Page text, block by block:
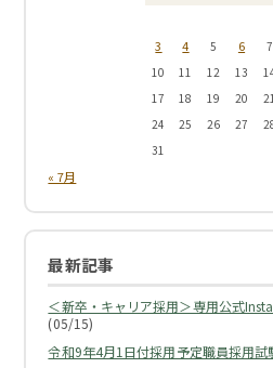
3 4 5 6 7
10
11 12 13
17
18 19 20 21
24
25 26 27
31
« 7月
最新記事
＜新卒・キャリア採用＞専用公式
(05/15)
令和9年4月1日付採用予定職員採用試